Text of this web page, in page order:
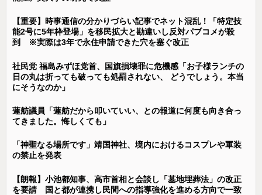
【重要】時事通信の分かりづらい記事でネット混乱！「特定技
能2号に5年枠登場」を移民拡大と勘違いし反対パブコメが殺
到 ※実際は3年で永住申請できた穴を塞ぐ改正
社民党 福島みずほ党首、国旗損壊罪に危機感「お子様ランチの
日の丸は折っても破っても処罰されない、 どうでしょう。本当
にそうなのか」
蓮舫議員「蓮舫だから叩いていい、との報道に何度も向き合っ
てきました。悔しくても」
「神聖なる場所です」靖国神社、境内におけるコスプレや軍装
の禁止を発表
【朗報】小池都知事、高市首相と会談し「墓地埋葬法」の改正
を要請 国と都が連携し民間への指導強化を進める方向で一致